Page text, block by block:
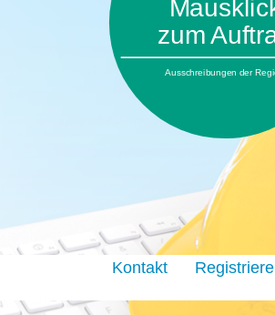
zum
Ausschreibungen der
Kontakt